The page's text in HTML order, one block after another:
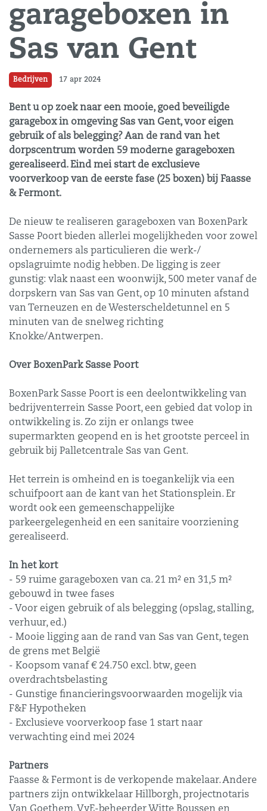
garageboxen in
Sas van Gent
Bedrijven 17 apr 2024
Bent u op zoek naar een mooie, goed beveiligde
garagebox in omgeving Sas van Gent, voor eigen
gebruik of als belegging? Aan de rand van het
dorpscentrum worden 59 moderne garageboxen
gerealiseerd. Eind mei start de exclusieve
voorverkoop van de eerste fase (25 boxen) bij Faasse
& Fermont.
De nieuw te realiseren garageboxen van BoxenPark
Sasse Poort bieden allerlei mogelijkheden voor zowel
ondernemers als particulieren die werk-/
opslagruimte nodig hebben. De ligging is zeer
gunstig: vlak naast een woonwijk, 500 meter vanaf de
dorpskern van Sas van Gent, op 10 minuten afstand
van Terneuzen en de Westerscheldetunnel en 5
minuten van de snelweg richting
Knokke/Antwerpen.
Over BoxenPark Sasse Poort
BoxenPark Sasse Poort is een deelontwikkeling van
bedrijventerrein Sasse Poort, een gebied dat volop in
ontwikkeling is. Zo zijn er onlangs twee
supermarkten geopend en is het grootste perceel in
gebruik bij Palletcentrale Sas van Gent.
Het terrein is omheind en is toegankelijk via een
schuifpoort aan de kant van het Stationsplein. Er
wordt ook een gemeenschappelijke
parkeergelegenheid en een sanitaire voorziening
gerealiseerd.
In het kort
- 59 ruime garageboxen van ca. 21 m² en 31,5 m²
gebouwd in twee fases
- Voor eigen gebruik of als belegging (opslag, stalling,
verhuur, ed.)
- Mooie ligging aan de rand van Sas van Gent, tegen
de grens met België
- Koopsom vanaf € 24.750 excl. btw, geen
overdrachtsbelasting
- Gunstige financieringsvoorwaarden mogelijk via
F&F Hypotheken
- Exclusieve voorverkoop fase 1 start naar
verwachting eind mei 2024
Partners
Faasse & Fermont is de verkopende makelaar. Andere
partners zijn ontwikkelaar Hillborgh, projectnotaris